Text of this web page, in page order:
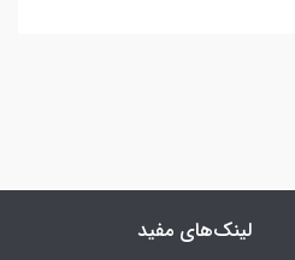
لینک‌های مفید